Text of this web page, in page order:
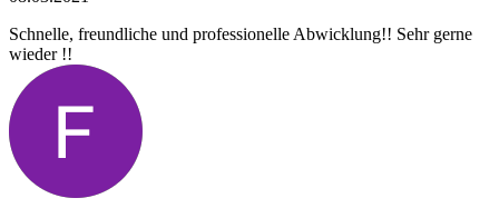
Schnelle, freundliche und professionelle Abwicklung!! Sehr gerne
wieder !!